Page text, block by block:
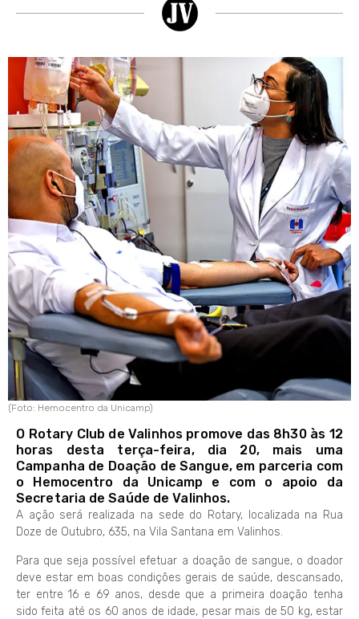
(Foto: Hemocentro da Unicamp)
O Rotary Club de Valinhos promove das 8h30 às 12
horas desta terça-feira, dia 20, mais uma
Campanha de Doação de Sangue, em parceria com
o Hemocentro da Unicamp e com o apoio da
Secretaria de Saúde de Valinhos.
A ação será realizada na sede do Rotary, localizada na Rua
Doze de Outubro, 635, na Vila Santana em Valinhos.
Para que seja possível efetuar a doação de sangue, o doador
deve estar em boas condições gerais de saúde, descansado,
ter entre 16 e 69 anos, desde que a primeira doação tenha
sido feita até os 60 anos de idade, pesar mais de 50 kg, estar